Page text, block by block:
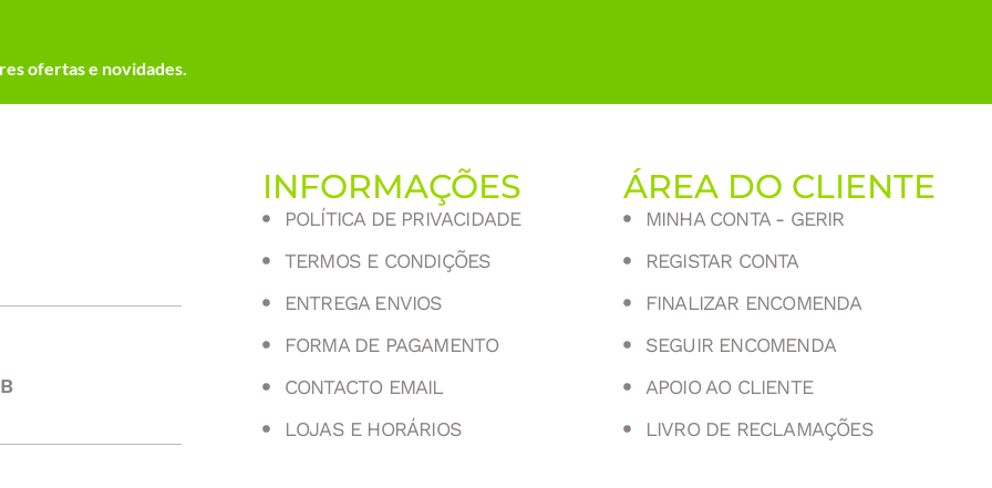
ofertas e novidades.
INFORMAÇÕES
POLÍTICA DE PRIVACIDADE
TERMOS E CONDIÇÕES
ENTREGA ENVIOS
FORMA DE PAGAMENTO
CONTACTO EMAIL
LOJAS E HORÁRIOS
ÁREA DO CLIENTE
MINHA CONTA - GERIR
REGISTAR CONTA
FINALIZAR ENCOMENDA
SEGUIR ENCOMENDA
APOIO AO CLIENTE
LIVRO DE RECLAMAÇÕES